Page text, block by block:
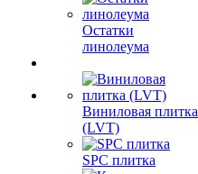
Остатки
линолеума
Виниловая плитка
(LVT)
SPC плитка